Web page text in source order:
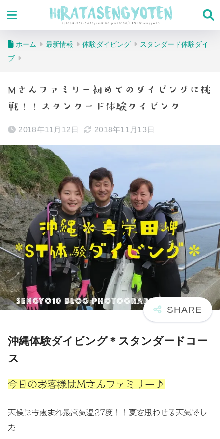
ホーム 最新情報 体験ダイビング
スタンダード体験ダイ
ブ
Mさんファミリー初めてのダイビングに挑
戦！！スタンダード体験ダイビング
2018年11月12日 2018年11月13日
沖縄体験ダイビング＊スタンダードコー
ス
今日のお客様はMさんファミリー♪
天候にも恵まれ最高気温27度！！夏を思わせる天気でし
た